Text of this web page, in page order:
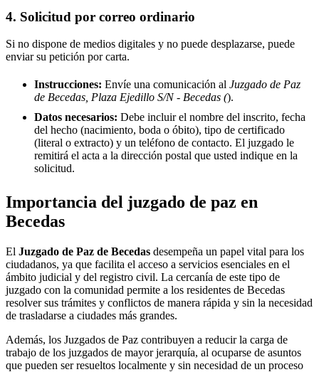
4. Solicitud por correo ordinario
Si no dispone de medios digitales y no puede desplazarse, puede
enviar su petición por carta.
Instrucciones: Envíe una comunicación al Juzgado de Paz
de Becedas, Plaza Ejedillo S/N - Becedas ().
Datos necesarios: Debe incluir el nombre del inscrito, fecha
del hecho (nacimiento, boda o óbito), tipo de certificado
(literal o extracto) y un teléfono de contacto. El juzgado le
remitirá el acta a la dirección postal que usted indique en la
solicitud.
Importancia del juzgado de paz en
Becedas
El Juzgado de Paz de Becedas desempeña un papel vital para los
ciudadanos, ya que facilita el acceso a servicios esenciales en el
ámbito judicial y del registro civil. La cercanía de este tipo de
juzgado con la comunidad permite a los residentes de Becedas
resolver sus trámites y conflictos de manera rápida y sin la necesidad
de trasladarse a ciudades más grandes.
Además, los Juzgados de Paz contribuyen a reducir la carga de
trabajo de los juzgados de mayor jerarquía, al ocuparse de asuntos
que pueden ser resueltos localmente y sin necesidad de un proceso